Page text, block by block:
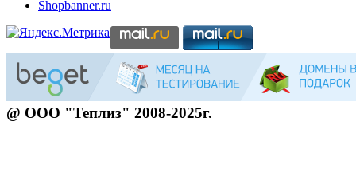
Shopbanner.ru
@ ООО "Теплиз" 2008-2025г.